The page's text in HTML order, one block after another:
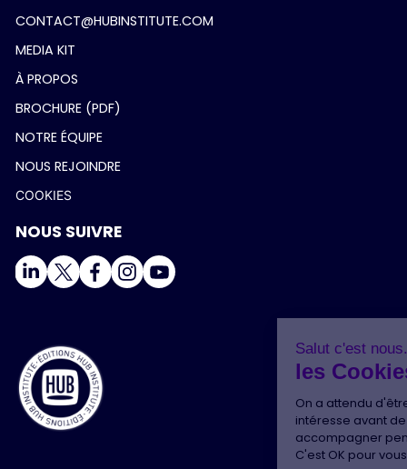
CONTACT@HUBINSTITUTE.COM
MEDIA KIT
À PROPOS
BROCHURE (PDF)
NOTRE ÉQUIPE
NOUS REJOINDRE
COOKIES
NOUS SUIVRE
les Cookies !
On a attendu d'être sûrs que le contenu de
ce site vous intéresse avant de vous
déranger, mais on aimerait bien vous accompagner pendant